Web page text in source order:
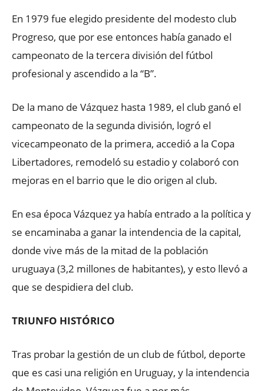
En 1979 fue elegido presidente del modesto club
Progreso, que por ese entonces había ganado el
campeonato de la tercera división del fútbol
profesional y ascendido a la “B”.
De la mano de Vázquez hasta 1989, el club ganó el
campeonato de la segunda división, logró el
vicecampeonato de la primera, accedió a la Copa
Libertadores, remodeló su estadio y colaboró con
mejoras en el barrio que le dio origen al club.
En esa época Vázquez ya había entrado a la política y
se encaminaba a ganar la intendencia de la capital,
donde vive más de la mitad de la población
uruguaya (3,2 millones de habitantes), y esto llevó a
que se despidiera del club.
TRIUNFO HISTÓRICO
Tras probar la gestión de un club de fútbol, deporte
que es casi una religión en Uruguay, y la intendencia